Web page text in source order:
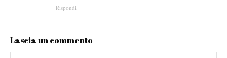
Rispondi
Lascia un commento